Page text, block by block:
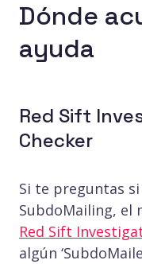
Dónde
ayuda
Red Sift
Checker
Si te preguntas
SubdoMailing, el
Red Sift
algún